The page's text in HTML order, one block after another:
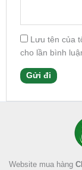
Lưu tên của
cho lần bình
Website mua hàng